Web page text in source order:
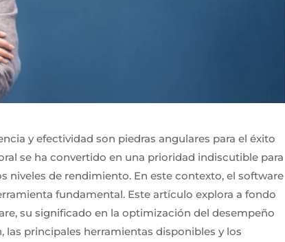
y efectividad son piedras angulares para el éxito
se ha convertido en una prioridad indiscutible para
niveles de rendimiento. En este contexto, el software
fundamental. Este artículo explora a fondo
su significado en la optimización del desempeño
las principales herramientas disponibles y los